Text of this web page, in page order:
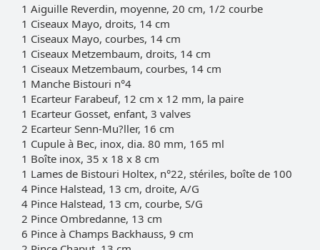
1 Aiguille Reverdin, moyenne, 20 cm, 1/2 courbe
1 Ciseaux Mayo, droits, 14 cm
1 Ciseaux Mayo, courbes, 14 cm
1 Ciseaux Metzembaum, droits, 14 cm
1 Ciseaux Metzembaum, courbes, 14 cm
1 Manche Bistouri n°4
1 Ecarteur Farabeuf, 12 cm x 12 mm, la paire
1 Ecarteur Gosset, enfant, 3 valves
2 Ecarteur Senn-Mu?ller, 16 cm
1 Cupule à Bec, inox, dia. 80 mm, 165 ml
1 Boîte inox, 35 x 18 x 8 cm
1 Lames de Bistouri Holtex, n°22, stériles, boîte de 100
4 Pince Halstead, 13 cm, droite, A/G
4 Pince Halstead, 13 cm, courbe, S/G
2 Pince Ombredanne, 13 cm
6 Pince à Champs Backhauss, 9 cm